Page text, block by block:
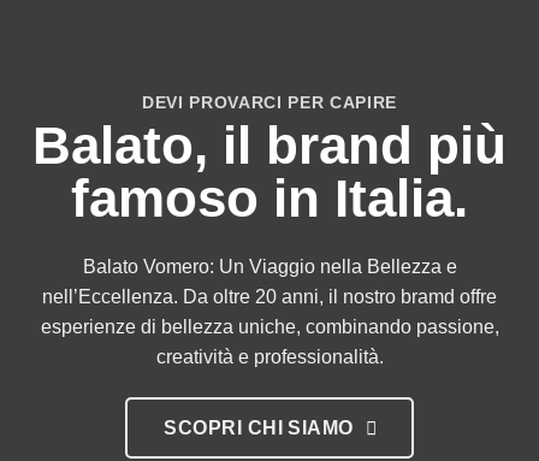
DEVI PROVARCI PER CAPIRE
Balato, il brand più
famoso in Italia.
Balato Vomero: Un Viaggio nella Bellezza e
nell’Eccellenza. Da oltre 20 anni, il nostro bramd offre
esperienze di bellezza uniche, combinando passione,
creatività e professionalità.
SCOPRI CHI SIAMO